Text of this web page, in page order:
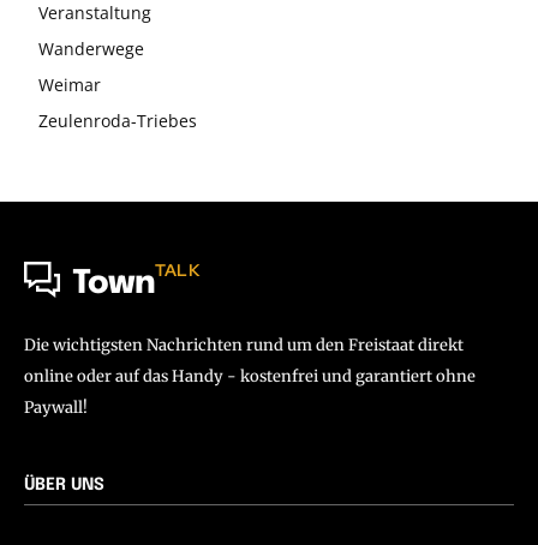
Veranstaltung
Wanderwege
Weimar
Zeulenroda-Triebes
TownTALK
Die wichtigsten Nachrichten rund um den Freistaat direkt
online oder auf das Handy - kostenfrei und garantiert ohne
Paywall!
ÜBER UNS